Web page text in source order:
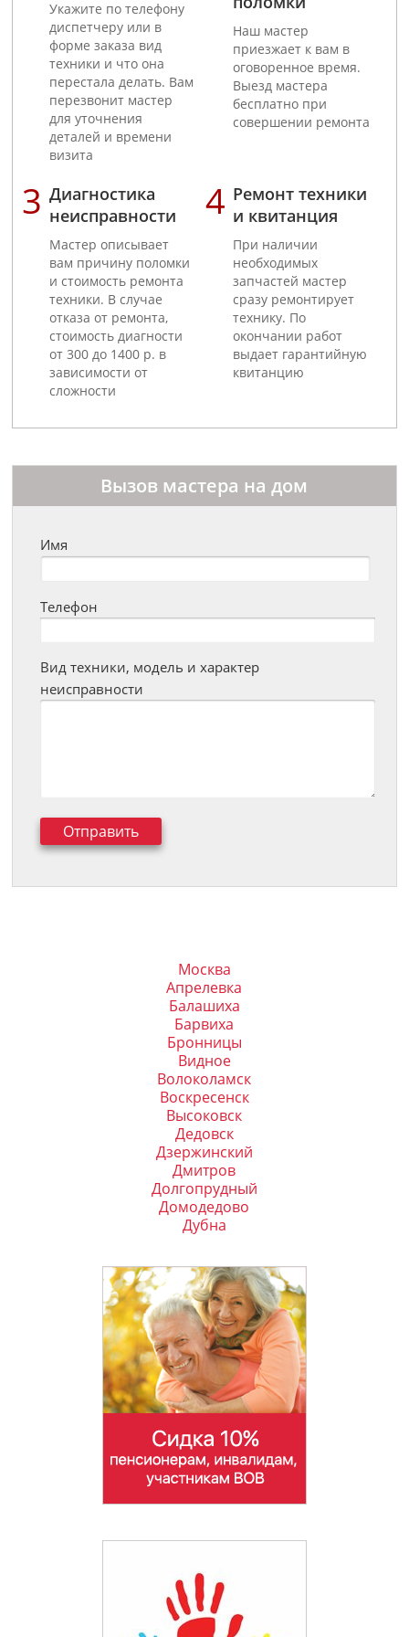
Укажите по телефону
диспетчеру или в
форме заказа вид
техники и что она
перестала делать. Вам
перезвонит мастер
для уточнения
деталей и времени
визита
Наш мастер
приезжает к вам в
оговоренное время.
Выезд мастера
бесплатно при
совершении ремонта
Диагностика
неисправности
Мастер описывает
вам причину поломки
и стоимость ремонта
техники. В случае
отказа от ремонта,
стоимость диагности
от 300 до 1400 р. в
зависимости от
сложности
Ремонт техники
и квитанция
При наличии
необходимых
запчастей мастер
сразу ремонтирует
технику. По
окончании работ
выдает гарантийную
квитанцию
Вызов мастера на дом
Имя
Телефон
Вид техники, модель и характер
неисправности
Москва
Апрелевка
Балашиха
Барвиха
Бронницы
Видное
Волоколамск
Воскресенск
Высоковск
Дедовск
Дзержинский
Дмитров
Долгопрудный
Домодедово
Дубна
Жуковский
Загорянский
Звенигород
Зеленоград
Ивантеевка
Истра
Кашира
Климовск
Клин
Коломна
Коммунарка
Королёв
Котельники
Красноармейск
Краснозаводск
Кубинка
Лобня
Лыткарино
Люберцы